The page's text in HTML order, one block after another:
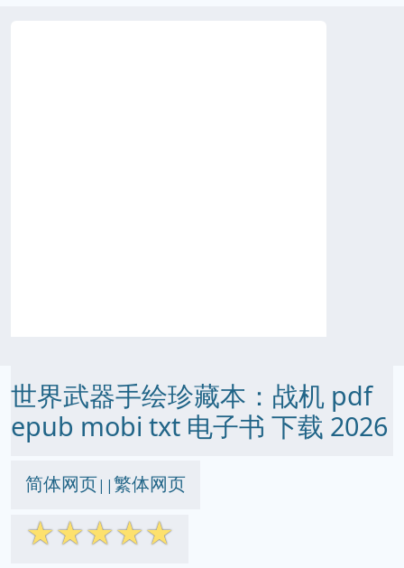
世界武器手绘珍藏本：战机 pdf
epub mobi txt 电子书 下载 2026
简体网页||繁体网页
☆☆☆☆☆